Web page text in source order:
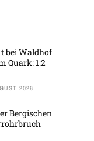
bei Waldhof
Quark: 1:2
2026
Bergischen